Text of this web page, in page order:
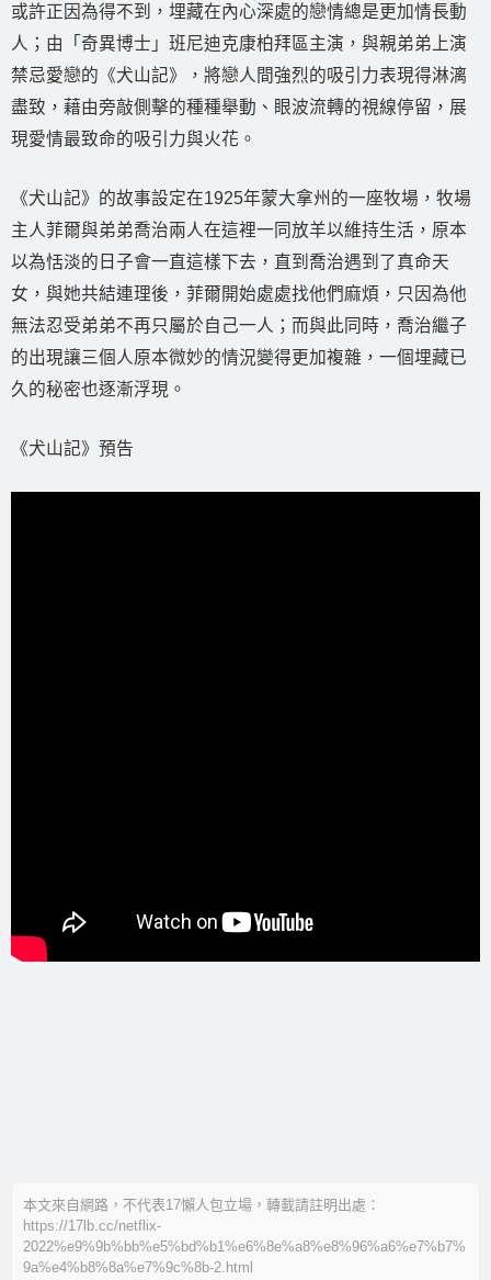
或許正因為得不到，埋藏在內心深處的戀情總是更加情長動
人；由「奇異博士」班尼迪克康柏拜區主演，與親弟弟上演
禁忌愛戀的《犬山記》，將戀人間強烈的吸引力表現得淋漓
盡致，藉由旁敲側擊的種種舉動、眼波流轉的視線停留，展
現愛情最致命的吸引力與火花。
《犬山記》的故事設定在1925年蒙大拿州的一座牧場，牧場
主人菲爾與弟弟喬治兩人在這裡一同放羊以維持生活，原本
以為恬淡的日子會一直這樣下去，直到喬治遇到了真命天
女，與她共結連理後，菲爾開始處處找他們麻煩，只因為他
無法忍受弟弟不再只屬於自己一人；而與此同時，喬治繼子
的出現讓三個人原本微妙的情況變得更加複雜，一個埋藏已
久的秘密也逐漸浮現。
《犬山記》預告
本文來自網路，不代表17懶人包立場，轉載請註明出處：
https://17lb.cc/netflix-
2022%e9%9b%bb%e5%bd%b1%e6%8e%a8%e8%96%a6%e7%b7%
9a%e4%b8%8a%e7%9c%8b-2.html